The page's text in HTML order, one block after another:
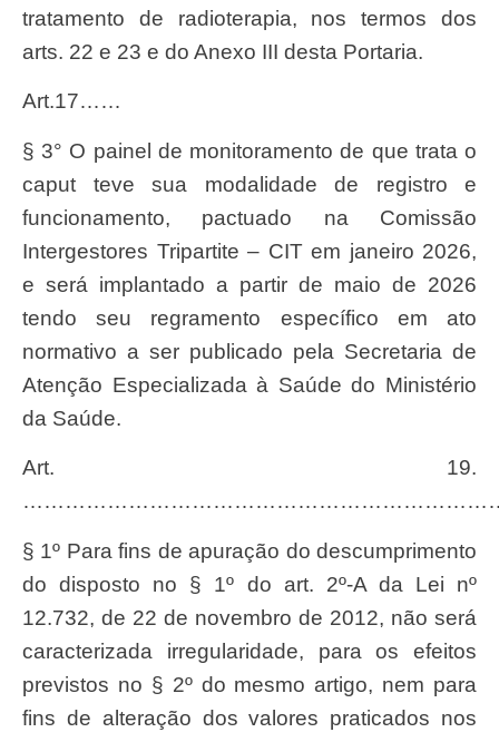
tratamento de radioterapia, nos termos dos
arts. 22 e 23 e do Anexo III desta Portaria.
Art.17……
§ 3° O painel de monitoramento de que trata o
caput teve sua modalidade de registro e
funcionamento, pactuado na Comissão
Intergestores Tripartite – CIT em janeiro 2026,
e será implantado a partir de maio de 2026
tendo seu regramento específico em ato
normativo a ser publicado pela Secretaria de
Atenção Especializada à Saúde do Ministério
da Saúde.
Art. 19.
§ 1º Para fins de apuração do descumprimento
do disposto no § 1º do art. 2º-A da Lei nº
12.732, de 22 de novembro de 2012, não será
caracterizada irregularidade, para os efeitos
previstos no § 2º do mesmo artigo, nem para
fins de alteração dos valores praticados nos